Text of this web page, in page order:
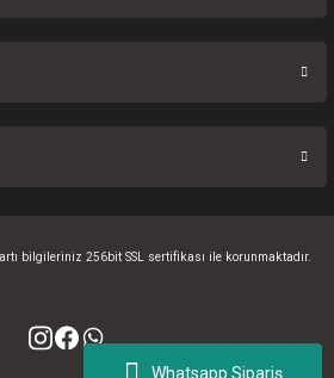
Whatsapp Sipariş
bilgileriniz 256bit SSL sertifikası ile korunmaktadır.